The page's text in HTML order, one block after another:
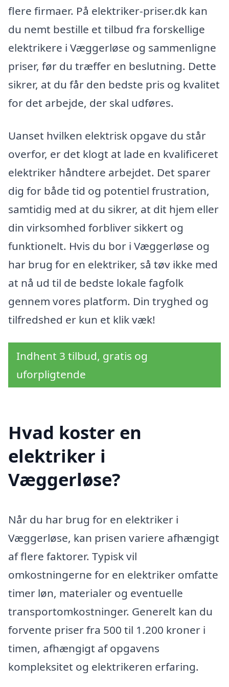
flere firmaer. På elektriker-priser.dk kan
du nemt bestille et tilbud fra forskellige
elektrikere i Væggerløse og sammenligne
priser, før du træffer en beslutning. Dette
sikrer, at du får den bedste pris og kvalitet
for det arbejde, der skal udføres.
Uanset hvilken elektrisk opgave du står
overfor, er det klogt at lade en kvalificeret
elektriker håndtere arbejdet. Det sparer
dig for både tid og potentiel frustration,
samtidig med at du sikrer, at dit hjem eller
din virksomhed forbliver sikkert og
funktionelt. Hvis du bor i Væggerløse og
har brug for en elektriker, så tøv ikke med
at nå ud til de bedste lokale fagfolk
gennem vores platform. Din tryghed og
tilfredshed er kun et klik væk!
Indhent 3 tilbud, gratis og
uforpligtende
Hvad koster en
elektriker i
Væggerløse?
Når du har brug for en elektriker i
Væggerløse, kan prisen variere afhængigt
af flere faktorer. Typisk vil
omkostningerne for en elektriker omfatte
timer løn, materialer og eventuelle
transportomkostninger. Generelt kan du
forvente priser fra 500 til 1.200 kroner i
timen, afhængigt af opgavens
kompleksitet og elektrikeren erfaring.